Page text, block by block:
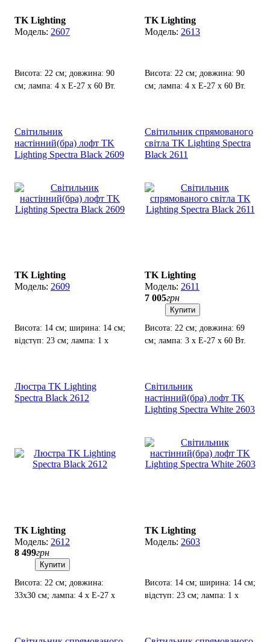
TK Lighting
2607
Висота: 22 см; довжина: 90
см; лампа: 4 х Е-27 х 60 Вт.
TK Lighting
2613
Висота: 22 см; довжина: 90
см; лампа: 4 х Е-27 х 60 Вт.
Світильник
настінний(бра) лофт TK
Lighting Spectra Black 2609
TK Lighting
2609
Висота: 14 см; ширина: 14 см;
відступ: 23 см; лампа: 1 х
Світильник спрямованого
світла TK Lighting Spectra
Black 2611
TK Lighting
2611
7 005грн
Купити
Висота: 22 см; довжина: 69
см; лампа: 3 х Е-27 х 60 Вт.
Люстра TK Lighting
Spectra Black 2612
TK Lighting
2612
8 499грн
Купити
Висота: 22 см; довжина:
33х30 см; лампа: 4 х Е-27 х
Світильник
настінний(бра) лофт TK
Lighting Spectra White 2603
TK Lighting
2603
Висота: 14 см; ширина: 14 см;
відступ: 23 см; лампа: 1 х